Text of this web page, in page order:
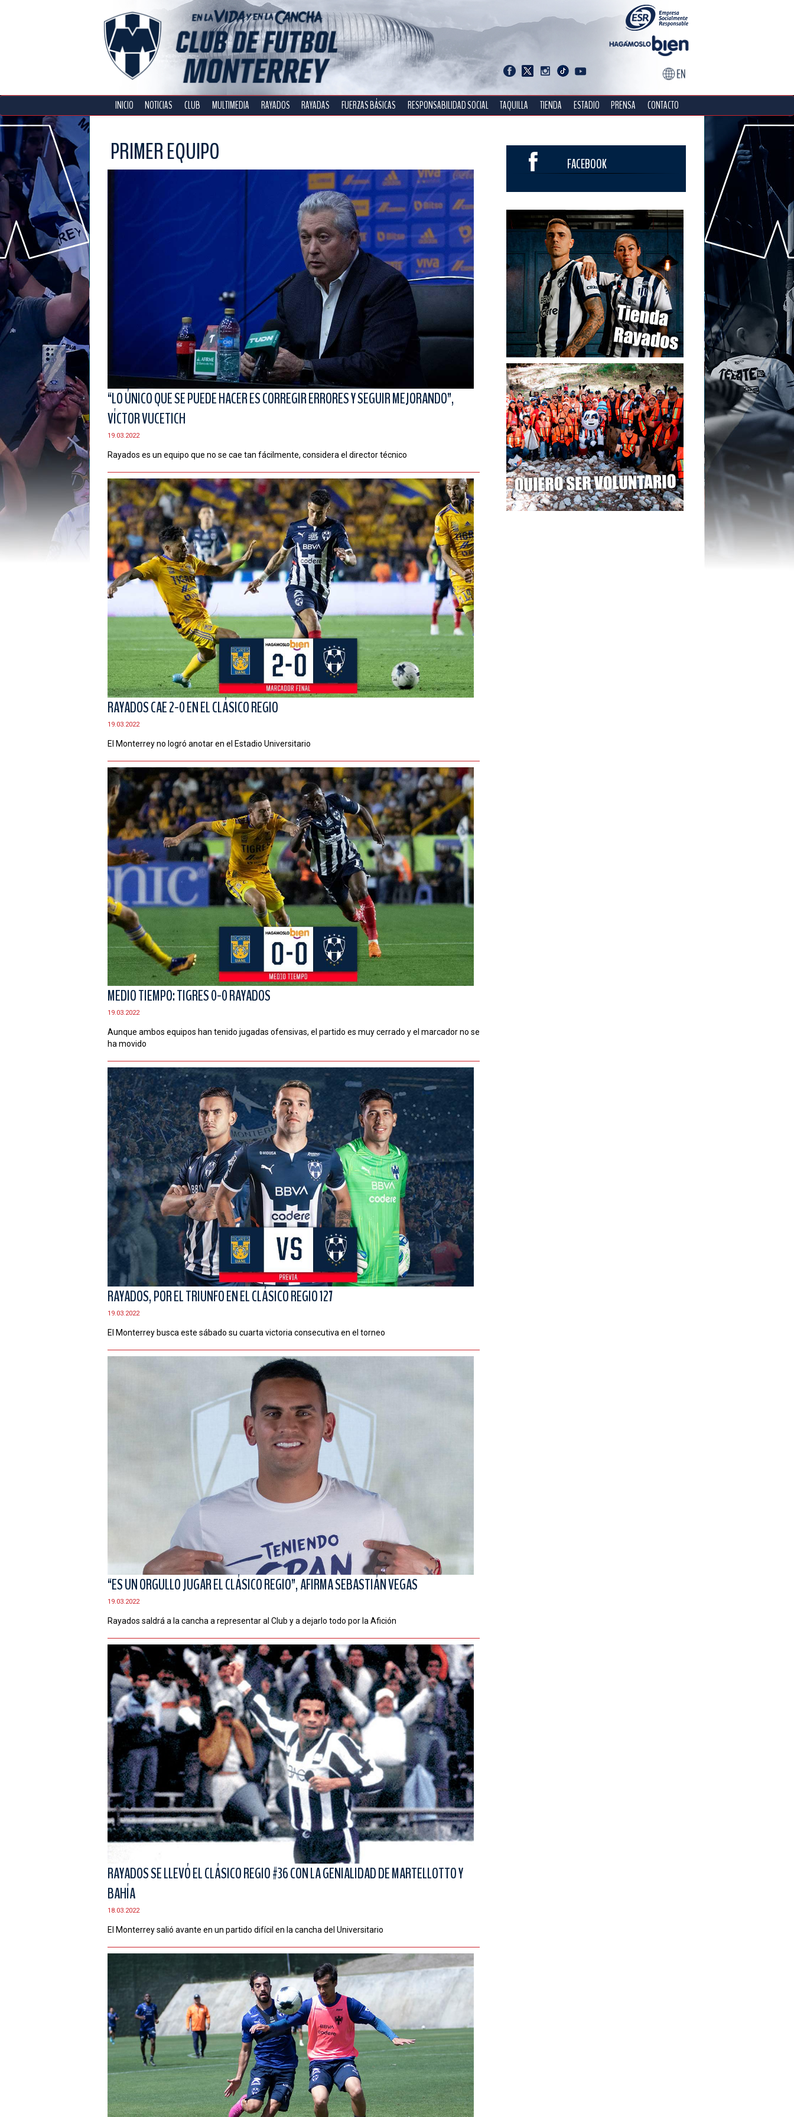
INICIO NOTICIAS CLUB MULTIMEDIA RAYADOS RAYADAS FUERZAS BÁSICAS RESPONSABILIDAD SOCIAL TAQUILLA TIENDA ESTADIO PRENSA CONTACTO
PRIMER EQUIPO
“LO ÚNICO QUE SE PUEDE HACER ES CORREGIR ERRORES Y SEGUIR MEJORANDO”,
VÍCTOR VUCETICH
19.03.2022
Rayados es un equipo que no se cae tan fácilmente, considera el director técnico
RAYADOS CAE 2-0 EN EL CLÁSICO REGIO
19.03.2022
El Monterrey no logró anotar en el Estadio Universitario
MEDIO TIEMPO: TIGRES 0-0 RAYADOS
19.03.2022
Aunque ambos equipos han tenido jugadas ofensivas, el partido es muy cerrado y el marcador no se
ha movido
RAYADOS, POR EL TRIUNFO EN EL CLÁSICO REGIO 127
19.03.2022
El Monterrey busca este sábado su cuarta victoria consecutiva en el torneo
“ES UN ORGULLO JUGAR EL CLÁSICO REGIO”, AFIRMA SEBASTIÁN VEGAS
19.03.2022
Rayados saldrá a la cancha a representar al Club y a dejarlo todo por la Afición
RAYADOS SE LLEVÓ EL CLÁSICO REGIO #36 CON LA GENIALIDAD DE MARTELLOTTO Y
BAHÍA
18.03.2022
El Monterrey salió avante en un partido difícil en la cancha del Universitario
FACEBOOK